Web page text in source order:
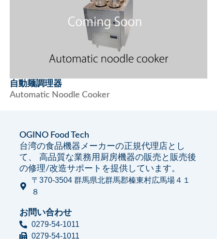
自動麺調理器
Automatic Noodle Cooker
OGINO Food Tech
台湾の食品機器メーカーの正規代理店とし
て、 高品質な業務用厨房機器の販売と販売後
の修理/改造サポートを提供しています。
〒370-3504 群馬県北群馬郡榛東村広馬場４１
８
お問い合わせ
0279-54-1011
0279-54-1011